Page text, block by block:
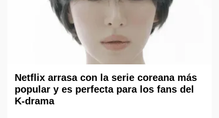
Netflix arrasa con la serie coreana más
popular y es perfecta para los fans del
K-drama